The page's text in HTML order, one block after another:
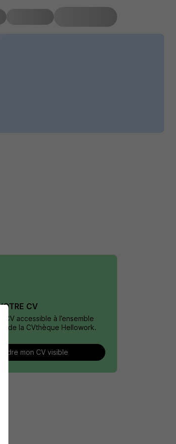
CV
CV accessible à l’ensemble
de la CVthèque Hellowork.
mon CV visible